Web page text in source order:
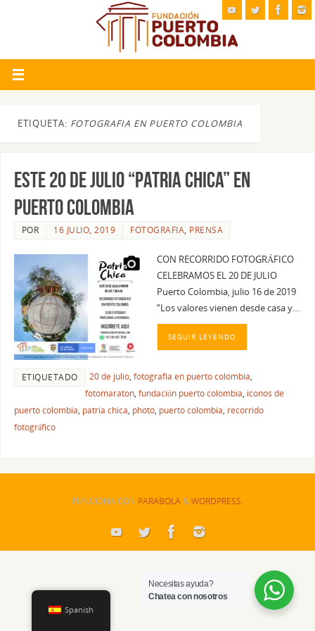
ETIQUETA: FOTOGRAFIA EN PUERTO COLOMBIA
ESTE 20 DE JULIO “PATRIA CHICA” EN
PUERTO COLOMBIA
POR 16 JULIO, 2019 FOTOGRAFIA, PRENSA
CON RECORRIDO FOTOGRÁFICO
CELEBRAMOS EL 20 DE JULIO
Puerto Colombia, julio 16 de 2019
“Los valores vienen desde casa y…
SEGUIR LEYENDO
ETIQUETADO 20 de julio, fotografia en puerto colombia,
fotomaraton, fundación puerto colombia, iconos de
puerto colombia, patria chica, photo, puerto colombia, recorrido
fotográfico
FUNCIONA CON PARABOLA&WORDPRESS.
Spanish
Necesitas ayuda?
Chatea con nosotros